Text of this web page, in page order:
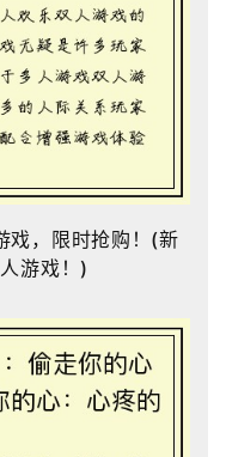
戏，限时抢购！(新
游戏！)